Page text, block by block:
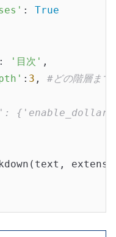
: True
: '目次' ,
: 3 , #どの階層まで